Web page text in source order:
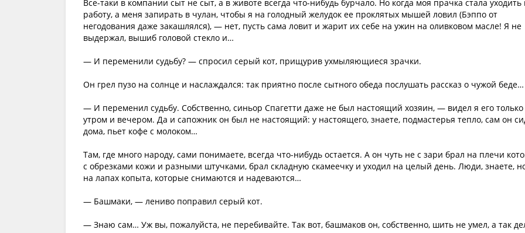
Все-таки в компании сыт не сыт, а в животе всегда что-нибудь бурчало. Но когда моя прачка стала уходить
работу, а меня запирать в чулан, чтобы я на голодный желудок ее проклятых мышей ловил (Бэппо от
негодования даже закашлялся), — нет, пусть сама ловит и жарит их себе на ужин на оливковом масле! Я не
выдержал, вышиб головой стекло и…
— И переменили судьбу? — спросил серый кот, прищурив ухмыляющиеся зрачки.
Он грел пузо на солнце и наслаждался: так приятно после сытного обеда послушать рассказ о чужой беде…
— И переменил судьбу. Собственно, синьор Спагетти даже не был настоящий хозяин, — видел я его только
утром и вечером. Да и сапожник он был не настоящий: у настоящего, знаете, подмастерья тепло, сам он
дома, пьет кофе с молоком…
Там, где много народу, сами понимаете, всегда что-нибудь остается. А он чуть не с зари брал на плечи
с обрезками кожи и разными штучками, брал складную скамеечку и уходил на целый день. Люди, знаете,
на лапах копыта, которые снимаются и надеваются…
— Башмаки, — лениво поправил серый кот.
— Знаю сам… Уж вы, пожалуйста, не перебивайте. Так вот, башмаков он, собственно, шить не умел, а так